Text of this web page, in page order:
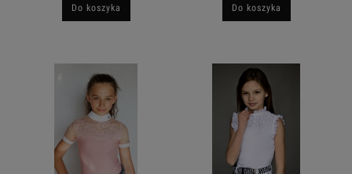
Do koszyka Do koszyka